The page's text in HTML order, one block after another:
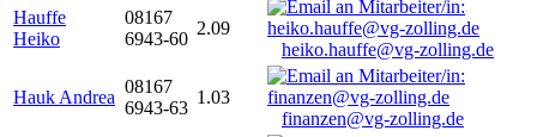
Hauffe
Heiko
08167
6943-60
2.09
heiko.hauffe@vg-zolling.de
Hauk Andrea
08167
6943-63
1.03
finanzen@vg-zolling.de